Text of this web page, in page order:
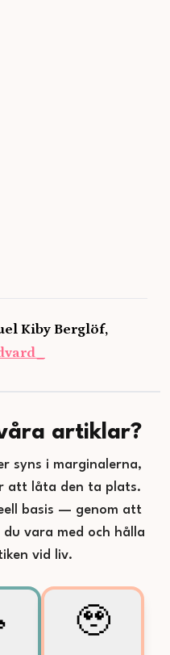
Kiby Berglöf,
artiklar?
syns i marginalerna,
att låta den ta plats.
basis — genom att
vara med och hålla
vid liv.
🥹